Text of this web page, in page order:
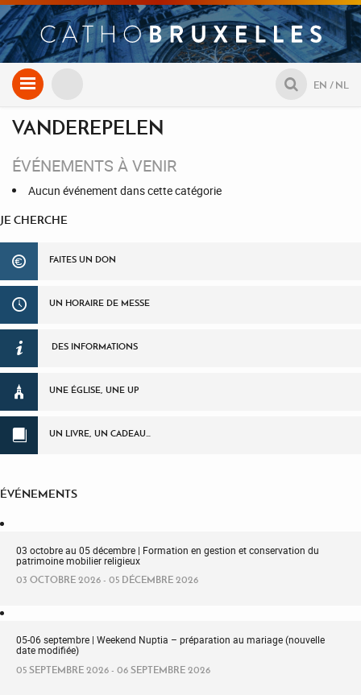
Aller
au
NL
EN
VANDEREPELEN
ÉVÉNEMENTS À VENIR
Aucun événement dans cette catégorie
JE CHERCHE
FAITES UN DON
UN HORAIRE DE MESSE
DES INFORMATIONS
UNE ÉGLISE, UNE UP
UN LIVRE, UN CADEAU…
ÉVÉNEMENTS
03 octobre au 05 décembre | Formation en gestion et conservation du
patrimoine mobilier religieux
03 OCTOBRE 2026 - 05 DÉCEMBRE 2026
05-06 septembre | Weekend Nuptia – préparation au mariage (nouvelle
date modifiée)
05 SEPTEMBRE 2026 - 06 SEPTEMBRE 2026